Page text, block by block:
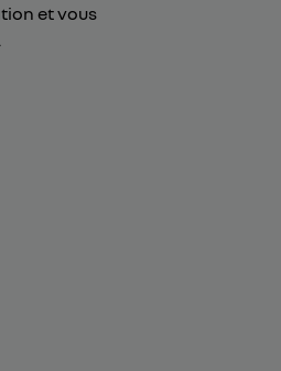
et vous